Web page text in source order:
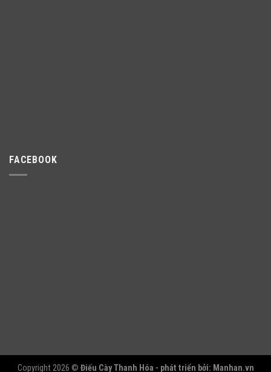
FACEBOOK
Copyright 2026 © Điếu Cày Thanh Hóa - phát triển bởi: Manhan.vn